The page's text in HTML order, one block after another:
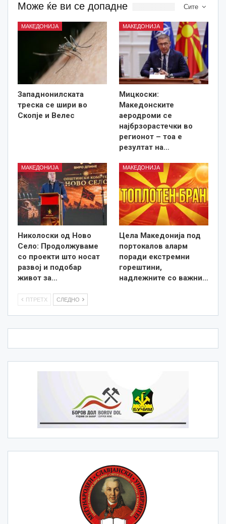
Сите
Може ќе ви се допадне
МАКЕДОНИЈА
Западнонилската
треска се шири во
Скопје и Велес
МАКЕДОНИЈА
Мицкоски:
Македонските
аеродроми се
најбрзорастечки во
регионот – тоа е
резултат на…
МАКЕДОНИЈА
Николоски од Ново
Село: Продолжуваме
со проекти што носат
развој и подобар
живот за…
МАКЕДОНИЈА
Цела Македонија под
портокалов аларм
поради екстремни
горештини,
надлежните со важни…
ПТРЕТХ СЛЕДНО